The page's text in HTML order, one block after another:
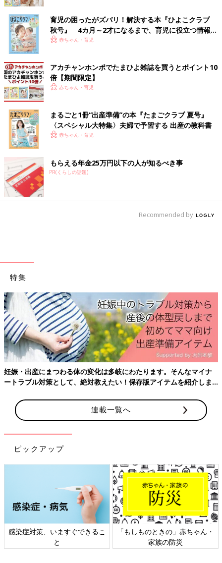
た。そして、とても孤独でしたね。日本に一時帰国して友だちに
会っても、そのことはだれにも言えなかったので。
――そんな中で、公表することになったのは、何が大きかったの
でしょうか。
鈴木 息子の成長もありますし、自分自身がハリウッド作品に何
本か出演することができたことも大きいですね。また、渡米して
10年の節目というのもあります。それでも、最後まで迷ったんで
で、文章も何日もかけて考えました。
今、日本でかかわっている作品の役柄が、けっこうな悪い役なん
です（笑）。役のイメージと現実の父親としての姿がだいぶ違う
ので、その仕事が先に決まっていたら、もしかしたら公表しなか
ったかもしれないです。まあそれも、運命かもしれないですね。
――公表して、周囲からの反応はどうですか？
鈴木 コメント欄やダイレクトメッセージで、本当にたくさんの
いような環境なんだろうなと感じました。
以前、障害について調べていて、けっこうショックだったことが
ありました。ASDの子どもを育てているご家庭のお母さんのイン
タビュー映像を見たのですが、家中がめちゃくちゃに破壊されて
いて、子どもがかんしゃくを起こしているんです。それって、子
どもが悪い子なわけではなく、伝えたいことを伝えられなくてパ
ニックになってしまっている状態だったんだと思います。
そんな中で、マイクを向けられたお母さんが最初に発した言葉は
ついて、「そんなわけないだろ」と思わず声をあげたくなりまし
た。家の中が壊され、子どももお母さん自身も明らかに苦しんで
いる様子が映っているのに、なぜそこで“元気”と表現をしてしま
うんだろうと。
でも、すぐに気づいたんです。このお母さんはいつも「助けて」
と言えない状況に置かれていて、だれにも弱音を吐けず、理解し
てくれる人も少ないんじゃないかと思いました。せっかく社会に
向けて発信できる貴重な機会ですら、本音を封じ込めてポジティ
ブに見せてしまったのではないかと。そのことが悔しくて、怒り
にも似た気持ちがわきました。
だから、僕が息子の発達障害について発信することが、少しでも
だれかの支えになれたらいいなと思うんです。
育児の困ったがズバリ！解決する本『ひよこクラブ
秋号』 4カ月～2才になるまで、育児に役立つ情報が
いっぱい！
赤ちゃん・育児
アカチャンホンポでたまひよ雑誌を買うとポイント10
倍【期間限定】
赤ちゃん・育児
まるごと1冊“出産準備”の本『たまごクラブ 夏号』
〈スペシャル大特集〉夫婦で予習する 出産の教科書
赤ちゃん・育児
もらえる年金25万円以下の人が知るべき事
PR(くらしの話題)
Recommended by
特集
妊娠・出産にまつわる体の変化は多岐にわたります。そんなマイナ
ートラブル対策として、絶対教えたい！保存版アイテムを紹介しま
連載一覧へ
ピックアップ
感染症対策、いますぐできるこ
と
「もしものときの」赤ちゃん・
家族の防災